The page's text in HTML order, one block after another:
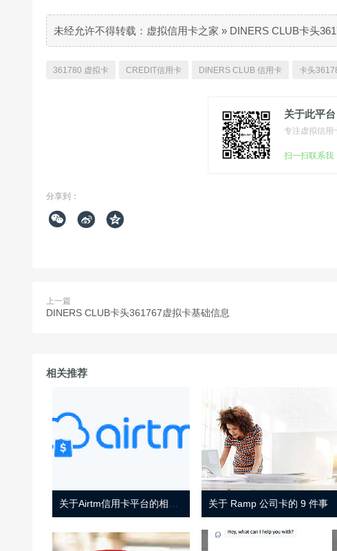
未经允许不得转载： 虚拟信用卡之家 » DINERS CLUB卡头
361780 虚拟卡 CREDIT信用卡 DINERS CLUB 信用卡 卡头
关于此平
专注虚拟信用
扫一扫联系我
分享到：
  
上一篇
DINERS CLUB卡头361767虚拟卡基础信息
相关推荐
关于 Ramp 公司卡的 9 件事